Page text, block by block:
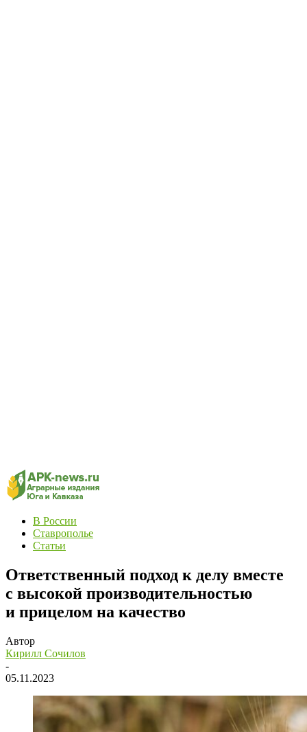
В России
Ставрополье
Статьи
Ответственный подход к делу вместе
с высокой производительностью
и прицелом на качество
Автор
Кирилл Сочилов
-
05.11.2023